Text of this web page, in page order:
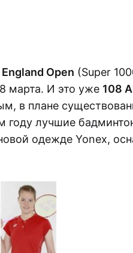
Open (Super
марта. И это уже 108
в плане
году лучшие
одежде Yonex,